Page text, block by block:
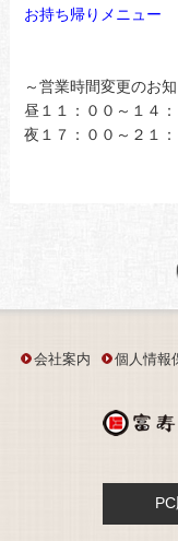
お持ち帰りメニュー
～営業時間変更のお
昼１１：００～１４：
夜１７：００～２１
会社案内 個人情報